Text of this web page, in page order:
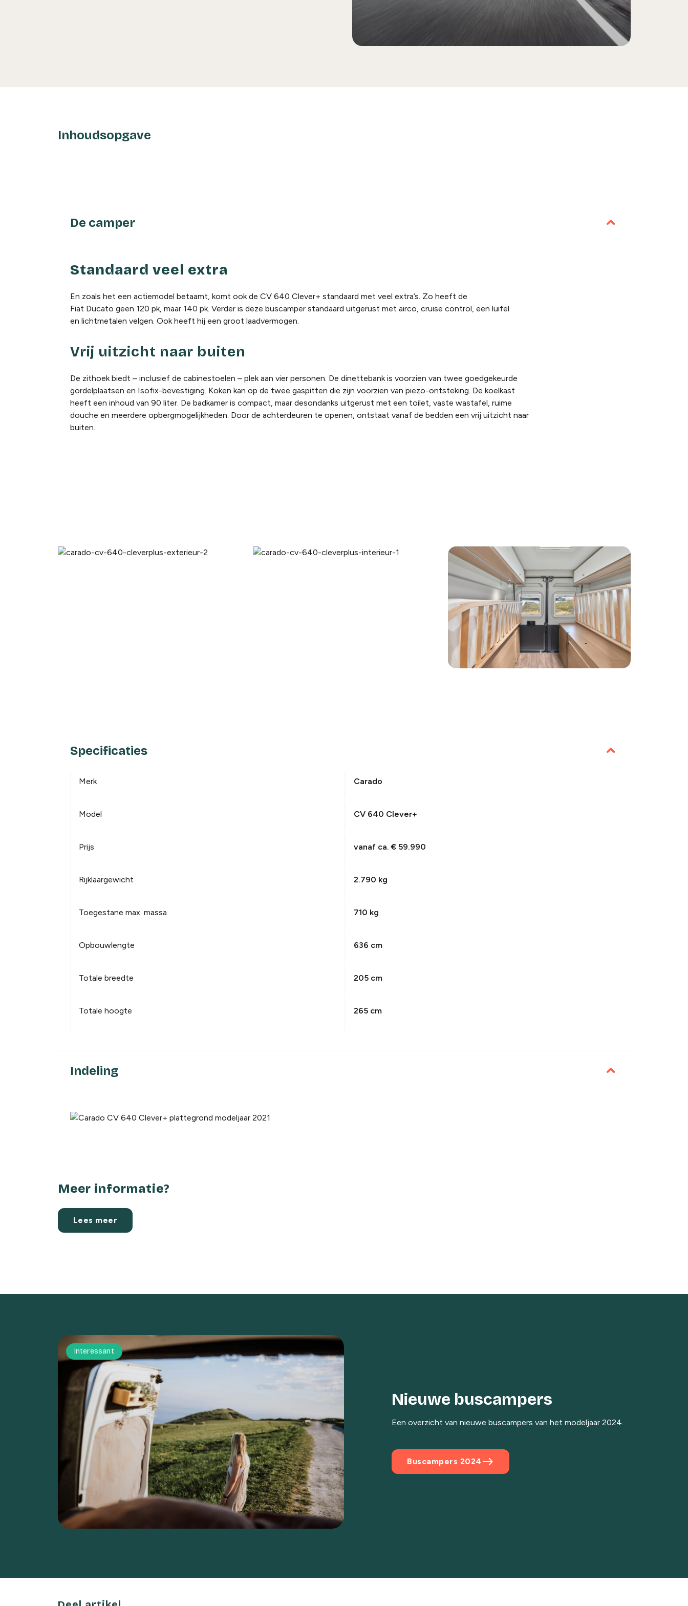
Inhoudsopgave
De camper
Standaard veel extra
En zoals het een actiemodel betaamt, komt ook de CV 640 Clever+ standaard met veel extra’s. Zo heeft de
Fiat Ducato geen 120 pk, maar 140 pk. Verderis deze buscamper standaard uitgerust met airco, cruise control, een luifel
en lichtmetalen velgen. Ook heeft hij een groot laadvermogen.
Vrij uitzicht naar buiten
De zithoek biedt – inclusief de cabinestoelen – plek aan vier personen. De dinettebankis voorzien van twee goedgekeurde
gordelplaatsen en Isofix-bevestiging. Koken kan op de twee gaspitten die zijn voorzien van piëzo-ontsteking. De koelkast
heeft een inhoud van 90 liter. De badkamer is compact, maar desondanks uitgerust met een toilet, vaste wastafel, ruime
douche en meerdere opbergmogelijkheden. Door de achterdeuren te openen, ontstaat vanaf de bedden een vrij uitzicht naar
buiten.
Specificaties
Merk Carado
Model CV 640 Clever+
Prijs vanaf ca. € 59.990
Rijklaargewicht 2.790 kg
Toegestane max. massa 710 kg
Opbouwlengte 636 cm
Totale breedte 205 cm
Totale hoogte 265 cm
Indeling
Meer informatie?
Lees meer
Interessant
Nieuwe buscampers
Een overzicht van nieuwe buscampers van het modeljaar 2024.
east
Buscampers 2024